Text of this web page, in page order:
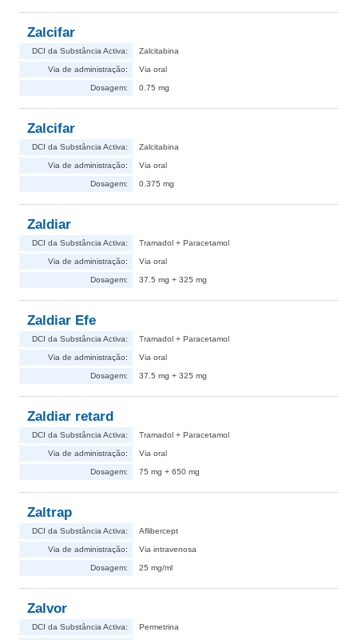
Zalcifar
DCI da Substância Activa: Zalcitabina
Via de administração: Via oral
Dosagem: 0.75 mg
Zalcifar
DCI da Substância Activa: Zalcitabina
Via de administração: Via oral
Dosagem: 0.375 mg
Zaldiar
DCI da Substância Activa: Tramadol + Paracetamol
Via de administração: Via oral
Dosagem: 37.5 mg + 325 mg
Zaldiar Efe
DCI da Substância Activa: Tramadol + Paracetamol
Via de administração: Via oral
Dosagem: 37.5 mg + 325 mg
Zaldiar retard
DCI da Substância Activa: Tramadol + Paracetamol
Via de administração: Via oral
Dosagem: 75 mg + 650 mg
Zaltrap
DCI da Substância Activa: Aflibercept
Via de administração: Via intravenosa
Dosagem: 25 mg/ml
Zalvor
DCI da Substância Activa: Permetrina